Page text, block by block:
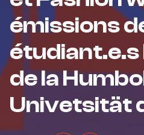
émissions
étudiant.e.s
de la
Univetsität